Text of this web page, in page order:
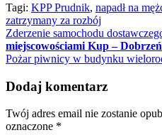
Tagi: KPP Prudnik, napadł na
zatrzymany za rozbój
Nawigacja
wpisu
Zderzenie samochodu
miejscowościami Kup –
Pożar piwnicy w budynku
Dodaj komentarz
Twój adres email nie zostanie
oznaczone *